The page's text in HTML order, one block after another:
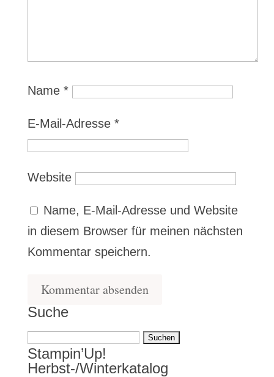
Name *
E-Mail-Adresse *
Website
Name, E-Mail-Adresse und Website
in diesem Browser für meinen nächsten
Kommentar speichern.
Suche
Suchen
nach:
Stampin’Up!
Herbst-/Winterkatalog